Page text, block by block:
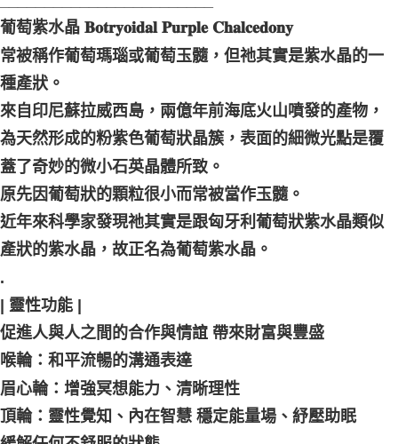
葡萄紫水晶 𝐁𝐨𝐭𝐫𝐲𝐨𝐢𝐝𝐚𝐥 𝐏𝐮𝐫𝐩𝐥𝐞 𝐂𝐡𝐚𝐥𝐜𝐞𝐝𝐨𝐧𝐲
常被稱作葡萄瑪瑙或葡萄玉髓，但祂其實是紫水晶的一
種產狀。
來自印尼蘇拉威西島，兩億年前海底火山噴發的產物，
為天然形成的粉紫色葡萄狀晶簇，表面的細微光點是覆
蓋了奇妙的微小石英晶體所致。
原先因葡萄狀的顆粒很小而常被當作玉髓。
近年來科學家發現祂其實是跟匈牙利葡萄狀紫水晶類似
產狀的紫水晶，故正名為葡萄紫水晶。
. ⠀
| 靈性功能 |
促進人與人之間的合作與情誼 帶來財富與豐盛
喉輪：和平流暢的溝通表達
眉心輪：增強冥想能力、清晰理性
頂輪：靈性覺知、內在智慧 穩定能量場、紓壓助眠